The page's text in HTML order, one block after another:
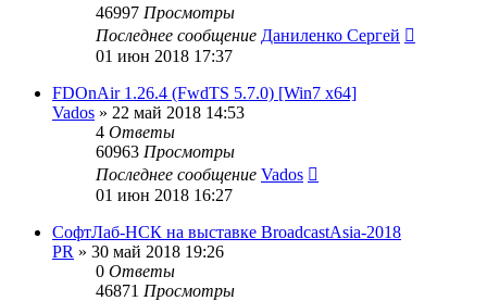
46997 Просмотры
Последнее сообщение Даниленко Сергей
01 июн 2018 17:37
FDOnAir 1.26.4 (FwdTS 5.7.0) [Win7 x64]
Vados » 22 май 2018 14:53
4 Ответы
60963 Просмотры
Последнее сообщение Vados
01 июн 2018 16:27
СофтЛаб-НСК на выставке BroadcastAsia-2018
PR » 30 май 2018 19:26
0 Ответы
46871 Просмотры